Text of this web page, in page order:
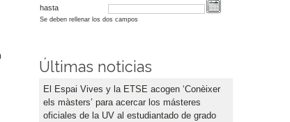
hasta
Se deben rellenar los dos campos
Últimas noticias
El Espai Vives y la ETSE acogen ‘Conèixer
els màsters’ para acercar los másteres
oficiales de la UV al estudiantado de grado